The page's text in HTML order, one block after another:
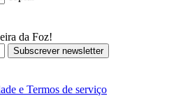
da Foz!
Subscrever newsletter
e Termos de serviço